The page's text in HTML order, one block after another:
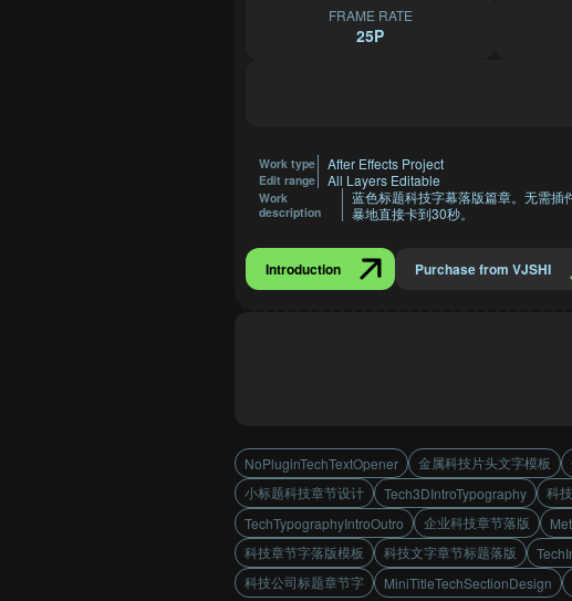
FRAME RATE
25P
Work type After Effects Project
Edit range All Layers Editable
Work
description
蓝色标题科技字幕落版篇章。无需
暴地直接卡到30秒。
Introduction Purchase from VJSHI
NoPluginTechTextOpener 金属科技片头文字模板
小标题科技章节设计
Tech3DIntroTypography 科
TechTypographyIntroOutro
企业科技章节落版
科技章节字落版模板
科技文字章节标题落版
科技公司标题章节字
MiniTitleTechSectionDesign